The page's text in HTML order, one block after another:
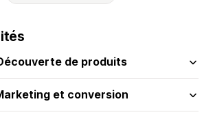
de produits
et conversion